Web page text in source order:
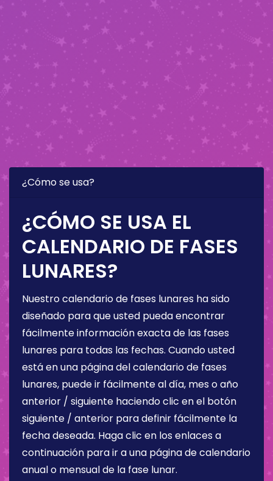
¿Cómo se usa?
¿CÓMO SE USA EL
CALENDARIO DE FASES
LUNARES?
Nuestro calendario de fases lunares ha sido
diseñado para que usted pueda encontrar
fácilmente información exacta de las fases
lunares para todas las fechas. Cuando usted
está en una página del calendario de fases
lunares, puede ir fácilmente al día, mes o año
anterior / siguiente haciendo clic en el botón
siguiente / anterior para definir fácilmente la
fecha deseada. Haga clic en los enlaces a
continuación para ir a una página de calendario
anual o mensual de la fase lunar.